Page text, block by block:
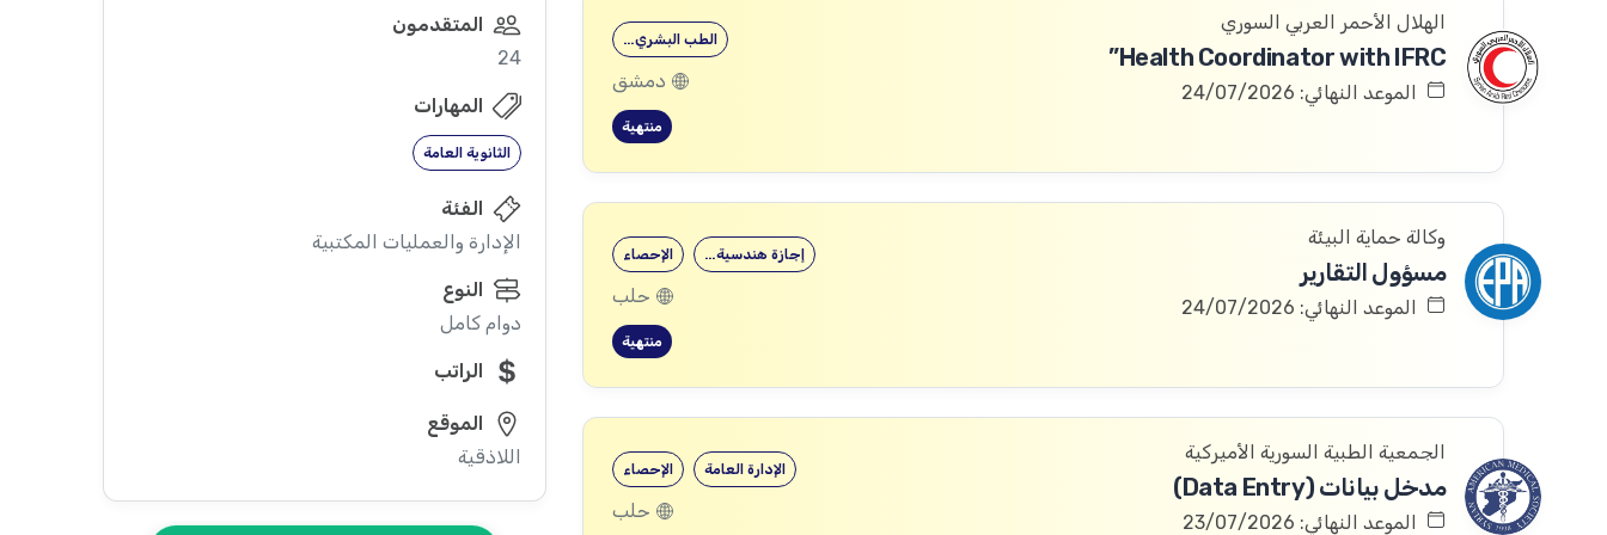
الهلال الأحمر العربي السوري
Health Coordinator with IFRC”
الموعد النهائي: 24/07/2026
الطب البشري…
دمشق
منتهية
وكالة حماية البيئة
مسؤول التقارير
الموعد النهائي: 24/07/2026
الإحصاء إجازة هندسية…
حلب
منتهية
الجمعية الطبية السورية الأميركية
مدخل بيانات (Data Entry)
الموعد النهائي: 23/07/2026
الإحصاء الإدارة العامة
حلب
المتقدمون
24
المهارات
الثانوية العامة
الفئة
الإدارة والعمليات المكتبية
النوع
دوام كامل
الراتب
الموقع
اللاذقية